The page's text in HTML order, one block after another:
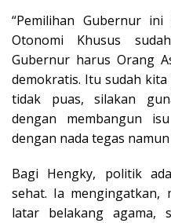
“Pemilihan Gubernur
Otonomi Khusus
Gubernur harus Orang
demokratis. Itu sudah
tidak puas, silakan
dengan membangun
dengan nada tegas
Bagi Hengky, politik
sehat. Ia mengingatkan,
latar belakang agama,